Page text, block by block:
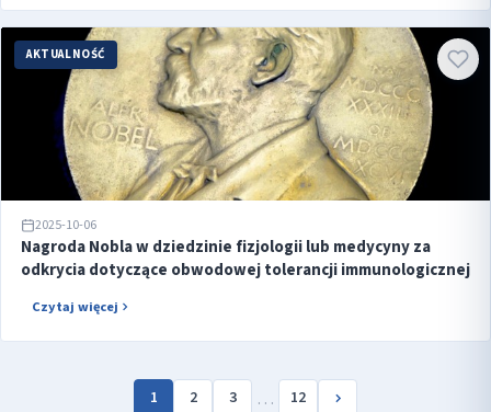
AKTUALNOŚĆ
2025-10-06
Nagroda Nobla w dziedzinie fizjologii lub medycyny za
odkrycia dotyczące obwodowej tolerancji immunologicznej
Czytaj więcej
1 2 3 … 12